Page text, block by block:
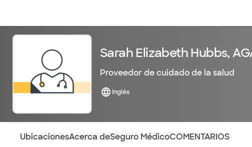
Sarah Elizabeth Hubbs,
Proveedor de cuidado de la salud
Inglés
UbicacionesAcerca deSeguro MédicoCOMENTARIOS